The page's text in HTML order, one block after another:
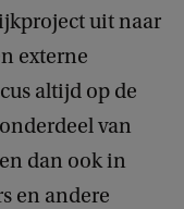
uit naar
externe
altijd op de
van
dan ook in
en andere